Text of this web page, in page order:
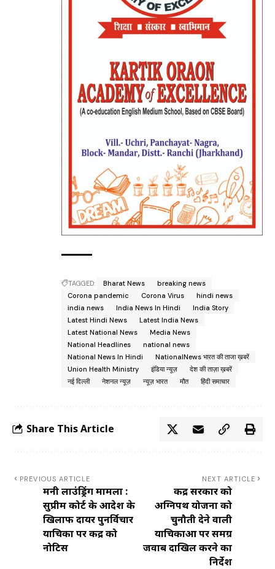
TAGGED: Bharat News
breaking news
Corona pandemic
Corona Virus
hindi news
india news
India News In Hindi
India Story
Latest Hindi News
Latest India News
Latest National News
Media News
National Headlines
national news
National News In Hindi
NationalNews भारत की ताजा ख़बरें
Union Health Ministry
इंडिया न्यूज़
देश की ताज़ा ख़बरें
नई दिल्ली
नेशनल न्यूज़ न्यूज़ भारत मौत हिंदी समाचार
Share This Article
PREVIOUS ARTICLE
मनी लाउंड्रिंग मामला :
सुप्रीम कोर्ट के आदेश के
खिलाफ दायर पुनर्विचार
याचिका पर केंद्र को
नोटिस
NEXT ARTICLE
केंद्र सरकार को
अग्निपथ योजना को
चुनौती देने वाली
याचिकाओं पर समग्र
जवाब दाखिल करने का
निर्देश